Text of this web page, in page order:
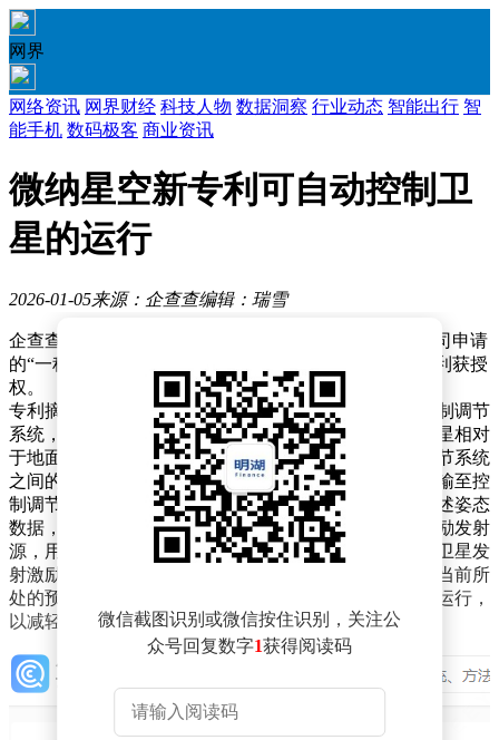
网界
网络资讯 网界财经 科技人物 数据洞察 行业动态 智能出行 智
能手机 数码极客 商业资讯
微纳星空新专利可自动控制卫
星的运行
2026-01-05来源：企查查编辑：瑞雪
企查查APP显示，近日，北京微纳星空科技股份有限公司申请
的“一种卫星控制系统、方法、电子设备及存储介质”专利获授
权。
专利摘要显示，本专利系统包括：地面雷达检测站，控制调节
系统，激励发射源；地面雷达检测站，用于实时检测卫星相对
于地面的位置数据以及姿态数据，并通过自身与控制调节系统
之间的第一信号传输网络，将位置数据以及姿态数据传输至控
制调节系统；控制调节系统，用于根据位置数据以及所述姿态
数据，确定激励发射源需要向卫星发射的激励信号；激励发射
源，用于通过自身与卫星之间的第二信号传输网络，向卫星发
射激励信号，以控制卫星的运行，使卫星能够保持在其当前所
处的预设运行轨道上运行。本申请能够自动控制卫星的运行，
以减轻卫星测试人员的操作负担。
微信截图识别或微信按住识别，关注公
众号回复数字1获得阅读码